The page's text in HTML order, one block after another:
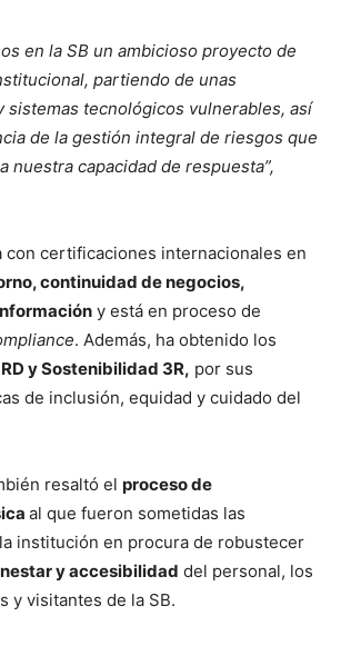
en la SB un ambicioso proyecto de
partiendo de unas
sistemas tecnológicos vulnerables, así
de la gestión integral de riesgos que
nuestra capacidad de respuesta”,
con certificaciones internacionales en
continuidad de negocios,
y está en proceso de
. Además, ha obtenido los
y Sostenibilidad 3R, por sus
de inclusión, equidad y cuidado del
resaltó el proceso de
al que fueron sometidas las
institución en procura de robustecer
y accesibilidad del personal, los
y visitantes de la SB.